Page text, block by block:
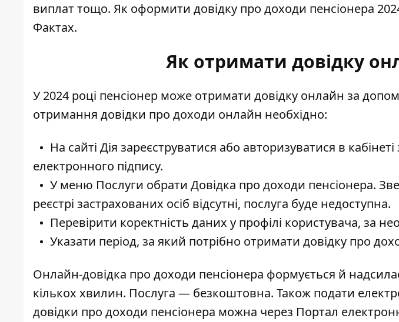
виплат тощо. Як оформити довідку про доходи пенсіонера
Фактах.
Як отримати довідку
У 2024 році пенсіонер може отримати довідку онлайн за
отримання довідки про доходи онлайн необхідно:
На сайті Дія зареєструватися або авторизуватися в
електронного підпису.
У меню Послуги обрати Довідка про доходи пенсіонера.
реєстрі застрахованих осіб відсутні, послуга буде недоступна.
Перевірити коректність даних у профілі користувача, за
Указати період, за який потрібно отримати довідку про
Онлайн-довідка про доходи пенсіонера формується й
кількох хвилин. Послуга — безкоштовна. Також подати
довідки про доходи пенсіонера можна через Портал